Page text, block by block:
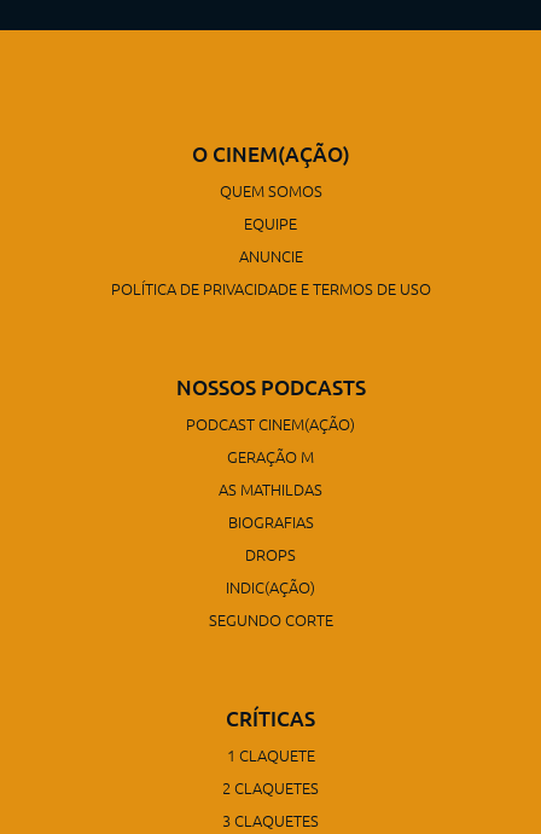
O CINEM(AÇÃO)
QUEM SOMOS
EQUIPE
ANUNCIE
POLÍTICA DE PRIVACIDADE E TERMOS DE USO
NOSSOS PODCASTS
PODCAST CINEM(AÇÃO)
GERAÇÃO M
AS MATHILDAS
BIOGRAFIAS
DROPS
INDIC(AÇÃO)
SEGUNDO CORTE
CRÍTICAS
1 CLAQUETE
2 CLAQUETES
3 CLAQUETES